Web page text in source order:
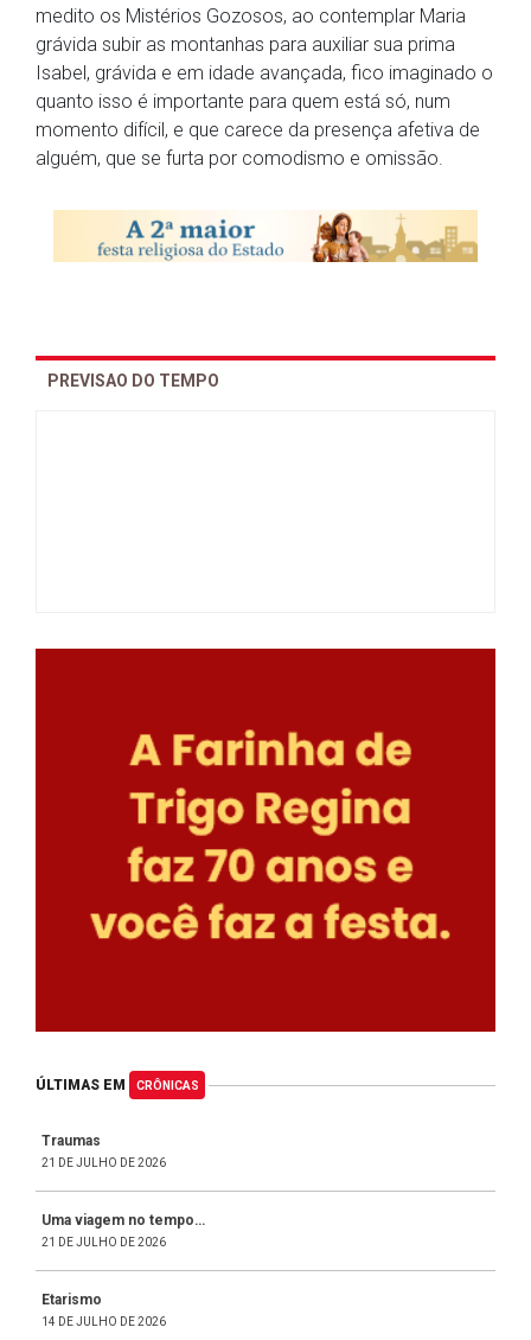
medito os Mistérios Gozosos, ao contemplar Maria
grávida subir as montanhas para auxiliar sua prima
Isabel, grávida e em idade avançada, fico imaginado o
quanto isso é importante para quem está só, num
momento difícil, e que carece da presença afetiva de
alguém, que se furta por comodismo e omissão.
PREVISAO DO TEMPO
ÚLTIMAS EM CRÔNICAS
Traumas
21 DE JULHO DE 2026
Uma viagem no tempo…
21 DE JULHO DE 2026
Etarismo
14 DE JULHO DE 2026